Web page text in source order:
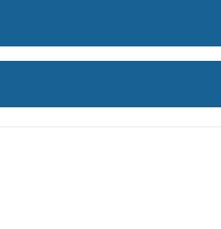
yetersiz gördüğünüz noktaları öneri